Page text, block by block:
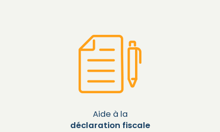
Aide à la
déclaration fiscale